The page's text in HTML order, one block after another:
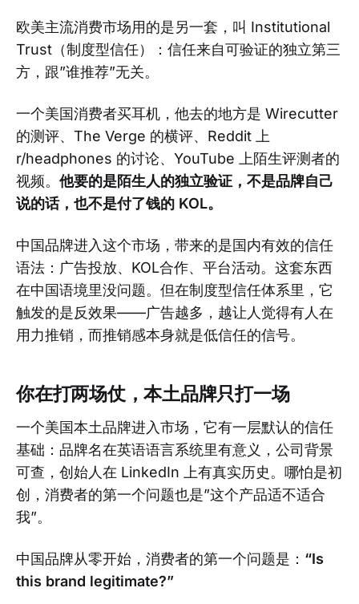
欧美主流消费市场用的是另一套，叫 Institutional
Trust（制度型信任）：信任来自可验证的独立第三
方，跟”谁推荐”无关。
一个美国消费者买耳机，他去的地方是 Wirecutter
的测评、The Verge 的横评、Reddit 上
r/headphones 的讨论、YouTube 上陌生评测者的
视频。 他要的是陌生人的独立验证，不是品牌自己
说的话，也不是付了钱的 KOL。
中国品牌进入这个市场，带来的是国内有效的信任
语法：广告投放、KOL合作、平台活动。这套东西
在中国语境里没问题。但在制度型信任体系里，它
触发的是反效果——广告越多，越让人觉得有人在
用力推销，而推销感本身就是低信任的信号。
你在打两场仗，本土品牌只打一场
一个美国本土品牌进入市场，它有一层默认的信任
基础：品牌名在英语语言系统里有意义，公司背景
可查，创始人在 LinkedIn 上有真实历史。哪怕是初
创，消费者的第一个问题也是”这个产品适不适合
我”。
中国品牌从零开始，消费者的第一个问题是： “Is
this brand legitimate?”